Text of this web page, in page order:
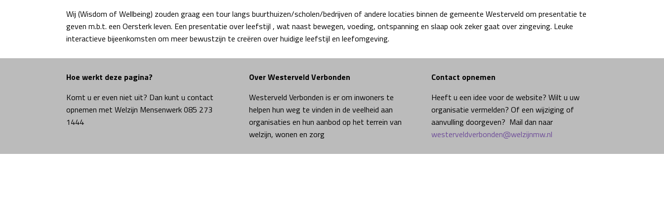
Wij (Wisdom of Wellbeing) zouden graag een tour langs buurthuizen/scholen/bedrijven of andere locaties binnen de gemeente Westerveld om presentatie te
geven m.b.t. een Oersterk leven. Een presentatie over leefstijl , wat naast bewegen, voeding, ontspanning en slaap ook zeker gaat over zingeving. Leuke
interactieve bijeenkomsten om meer bewustzijn te creëren over huidige leefstijl en leefomgeving.
Hoe werkt deze pagina?
Komt u er even niet uit? Dan kunt u contact
opnemen met Welzijn Mensenwerk 085 273
1444
Over Westerveld Verbonden
Westerveld Verbonden is er om inwoners te
helpen hun weg te vinden in de veelheid aan
organisaties en hun aanbod op het terrein van
welzijn, wonen en zorg
Contact opnemen
Heeft u een idee voor de website? Wilt u uw
organisatie vermelden? Of een wijziging of
aanvulling doorgeven? Mail dan naar
westerveldverbonden@welzijnmw.nl